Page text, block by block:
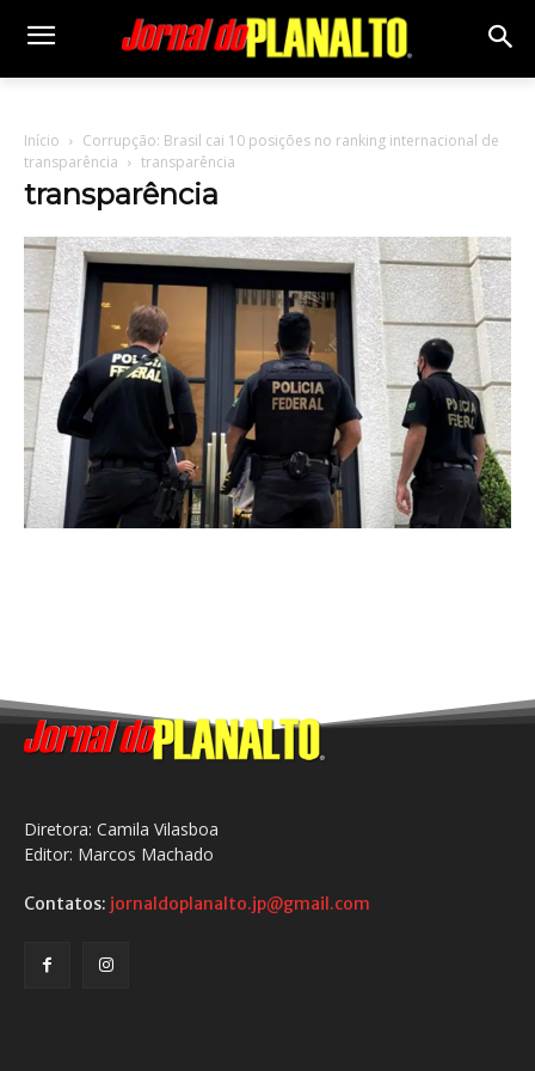
Início
Corrupção: Brasil cai 10 posições no ranking internacional de
transparência
transparência
transparência
Diretora: Camila Vilasboa
Editor: Marcos Machado
Contatos: jornaldoplanalto.jp@gmail.com